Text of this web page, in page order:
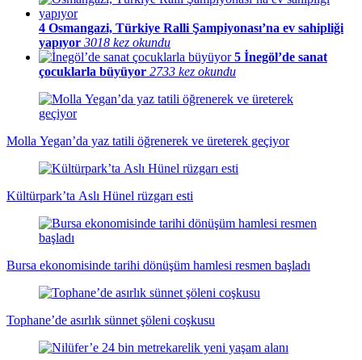
4 Osmangazi, Türkiye Ralli Şampiyonası’na ev sahipliği
yapıyor 3018 kez okundu
5 İnegöl’de sanat
çocuklarla büyüyor 2733 kez okundu
Molla Yegan’da yaz tatili öğrenerek ve üreterek geçiyor
Kültürpark’ta Aslı Hünel rüzgarı esti
Bursa ekonomisinde tarihi dönüşüm hamlesi resmen başladı
Tophane’de asırlık sünnet şöleni coşkusu